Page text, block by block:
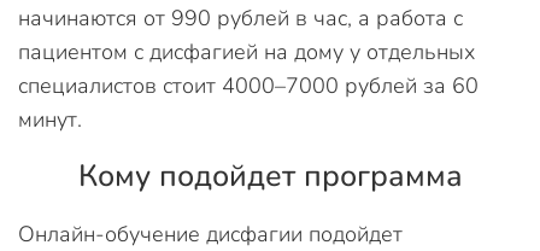
начинаются от 990 рублей в час, а работа с
пациентом с дисфагией на дому у отдельных
специалистов стоит 4000–7000 рублей за 60
минут.
Кому подойдет программа
Онлайн-обучение дисфагии подойдет